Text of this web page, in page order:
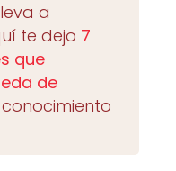
a
te dejo 7
que
de